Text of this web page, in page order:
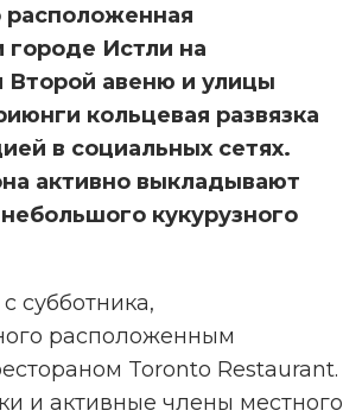
городе Истли на
Второй авеню и улицы
кольцевая развязка
в социальных сетях.
активно выкладывают
кукурузного
субботника,
расположенным
Toronto Restaurant.
и активные члены местного